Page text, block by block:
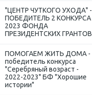
"ЦЕНТР ЧУТКОГО УХОДА" -
ПОБЕДИТЕЛЬ 2 КОНКУРСА
2023 ФОНДА
ПРЕЗИДЕНТСКИХ ГРАНТОВ
ПОМОГАЕМ ЖИТЬ ДОМА -
победитель конкурса
"Серебряный возраст -
2022-2023" БФ "Хорошие
истории"